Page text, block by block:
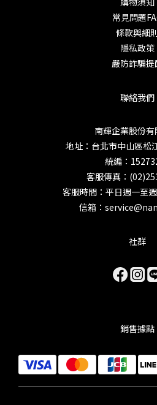
常見問題
條款與細則
隱私政策
嚴防詐騙提
聯絡我們
南輝企業股份有
地址：台北市中山區松
統編：
客服傳真：
客服時間：平日週一至
信箱：
社群
銷售據點